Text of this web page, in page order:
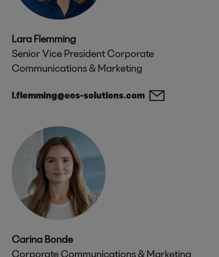
Lara Flemming
Senior Vice President Corporate
Communications & Marketing
l.flemming@eos-solutions.com
Carina Bonde
Corporate Communications & Marketing